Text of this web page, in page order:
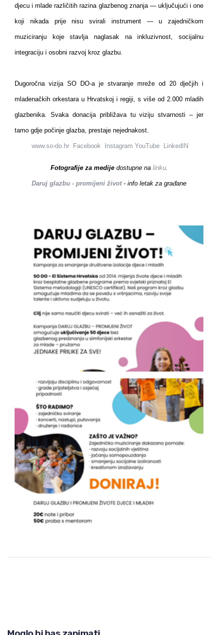
djecu i mlade različitih razina glazbenog znanja — uključujući i one
koji nikada prije nisu svirali instrument — u zajedničkom
muziciranju koje stavlja naglasak na inkluzivnost, socijalnu
integraciju i osobni razvoj kroz glazbu.
Dugoročna vizija SO DO-a je stvaranje mreže od 20 dječjih i
mladenačkih orkestara u Hrvatskoj i regiji, s više od 2.000 mladih
glazbenika. Svaka donacija približava tu viziju stvarnosti – jer
tamo gdje počinje glazba, prestaje nejednakost.
www.so-do.hr Facebook Instagram YouTube LinkedIN
Fotografije za medijedostupne na linku.
Daruj glazbu - promijeni život- info letak za građane